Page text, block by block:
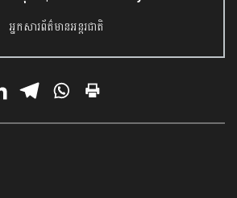
អ្នកសារព័ត៌មានអន្តរជាតិ